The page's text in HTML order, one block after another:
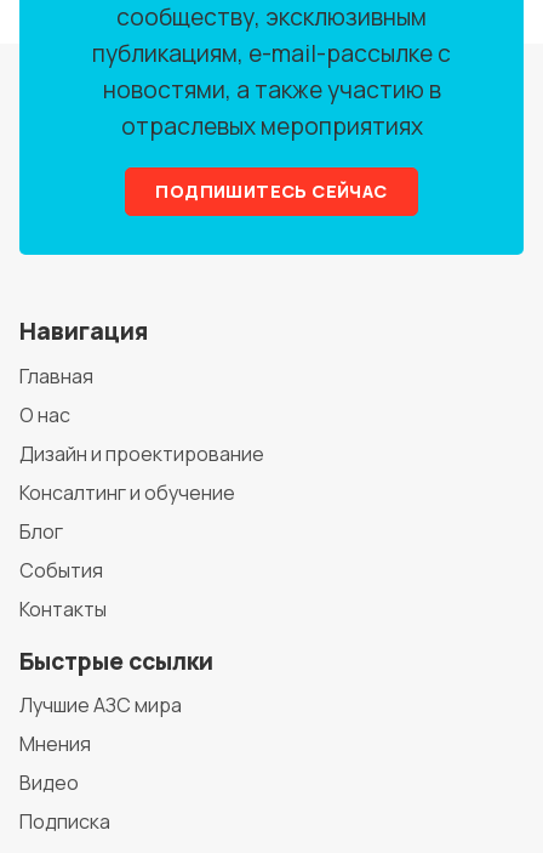
сообществу, эксклюзивным
публикациям, e-mail-рассылке с
новостями, а также участию в
отраслевых мероприятиях
ПОДПИШИТЕСЬ СЕЙЧАС
Навигация
Главная
О нас
Дизайн и проектирование
Консалтинг и обучение
Блог
События
Контакты
Быстрые ссылки
Лучшие АЗС мира
Мнения
Видео
Подписка